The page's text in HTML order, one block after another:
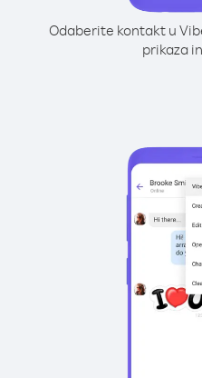
Odaberite kontakt u
prikaza